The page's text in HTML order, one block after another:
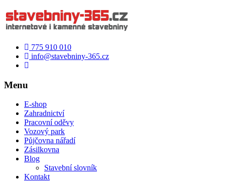
775 910 010
info@stavebniny-365.cz
Menu
E-shop
Zahradnictví
Pracovní oděvy
Vozový park
Půjčovna nářadí
Zásilkovna
Blog
Stavební slovník
Kontakt